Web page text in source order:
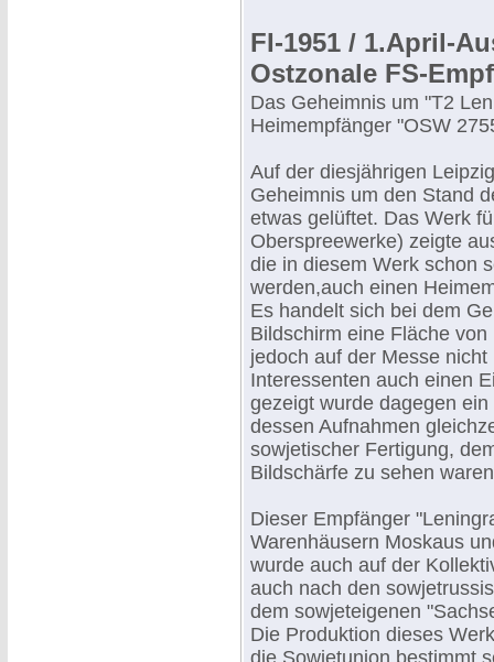
FI-1951 / 1.April-
Ostzonale FS-
Das Geheimnis um "T2
Heimempfänger "OSW
Auf der diesjährigen
Geheimnis um den Stand
etwas gelüftet. Das Werk
Oberspreewerke) zeigte
die in diesem Werk schon
werden,auch einen
Es handelt sich bei dem
Bildschirm eine Fläche
jedoch auf der Messe
Interessenten auch einen
gezeigt wurde dagegen
dessen Aufnahmen
sowjetischer Fertigung,
Bildschärfe zu sehen
Dieser Empfänger
Warenhäusern Moskaus
wurde auch auf der
auch nach den
dem sowjeteigenen
Die Produktion dieses
die Sowjetunion bestimmt